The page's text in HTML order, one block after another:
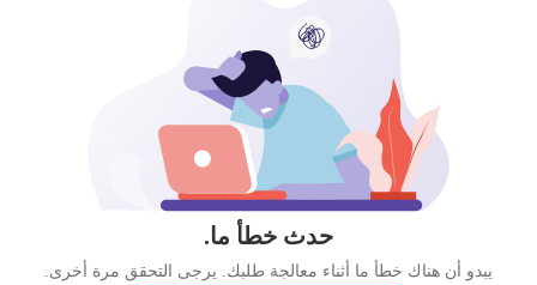
حدث خطأ ما.
يبدو أن هناك خطأ ما أثناء معالجة طلبك. يرجى التحقق مرة أخرى.